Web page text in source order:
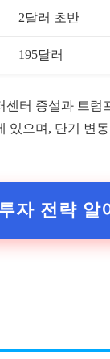
2달러 초반
195달러
터 증설과 트
있으며, 단기 변
자 전략 알